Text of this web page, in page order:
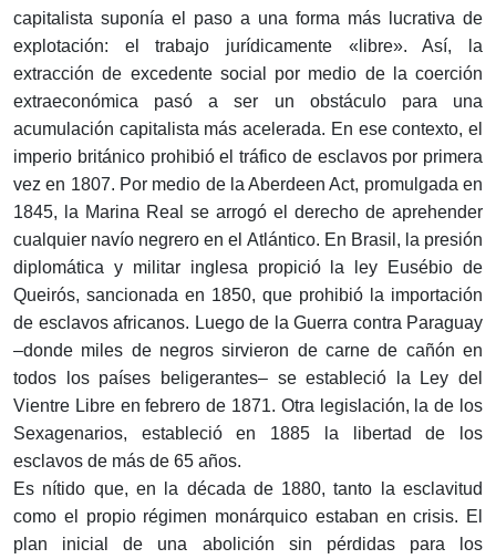
capitalista suponía el paso a una forma más lucrativa de
explotación: el trabajo jurídicamente «libre». Así, la
extracción de excedente social por medio de la coerción
extraeconómica pasó a ser un obstáculo para una
acumulación capitalista más acelerada. En ese contexto, el
imperio británico prohibió el tráfico de esclavos por primera
vez en 1807. Por medio de la Aberdeen Act, promulgada en
1845, la Marina Real se arrogó el derecho de aprehender
cualquier navío negrero en el Atlántico. En Brasil, la presión
diplomática y militar inglesa propició la ley Eusébio de
Queirós, sancionada en 1850, que prohibió la importación
de esclavos africanos. Luego de la Guerra contra Paraguay
–donde miles de negros sirvieron de carne de cañón en
todos los países beligerantes– se estableció la Ley del
Vientre Libre en febrero de 1871. Otra legislación, la de los
Sexagenarios, estableció en 1885 la libertad de los
esclavos de más de 65 años.
Es nítido que, en la década de 1880, tanto la esclavitud
como el propio régimen monárquico estaban en crisis. El
plan inicial de una abolición sin pérdidas para los